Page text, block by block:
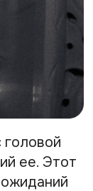
головой
ее. Этот